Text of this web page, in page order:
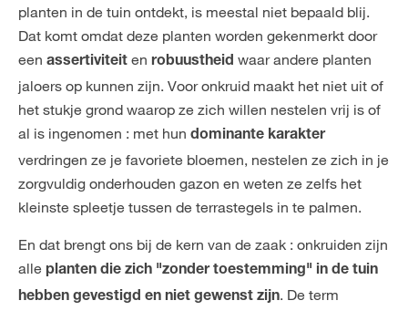
planten in de tuin ontdekt, is meestal niet bepaald blij.
Dat komt omdat deze planten worden gekenmerkt door
een assertiviteit en robuustheid waar andere planten
jaloers op kunnen zijn. Voor onkruid maakt het niet uit of
het stukje grond waarop ze zich willen nestelen vrij is of
al is ingenomen : met hun dominante karakter
verdringen ze je favoriete bloemen, nestelen ze zich in je
zorgvuldig onderhouden gazon en weten ze zelfs het
kleinste spleetje tussen de terrastegels in te palmen.
En dat brengt ons bij de kern van de zaak : onkruiden zijn
alle planten die zich "zonder toestemming" in de tuin
hebben gevestigd en niet gewenst zijn. De term